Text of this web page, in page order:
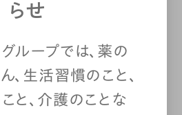
の日の体調まで影
らせ
ループでは、薬の
、生活習慣のこと、
と、介護のことな